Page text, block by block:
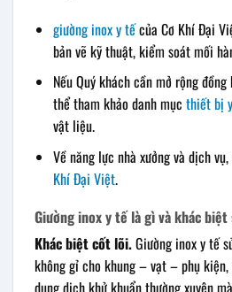
giường inox y tếcủa Cơ Khí Đại
bản vẽ kỹ thuật, kiểm soát mối
Nếu Quý khách cần mở rộng
thể tham khảo danh mục thiết bị
vật liệu.
Về năng lực nhà xưởng và dịch
Khí Đại Việt.
Giường inox y tế là gì và khác
Khác biệt cốt lõi.Giường inox y tế
không gỉ cho khung – vạt – phụ
dung dịch khử khuẩn thường xuyên